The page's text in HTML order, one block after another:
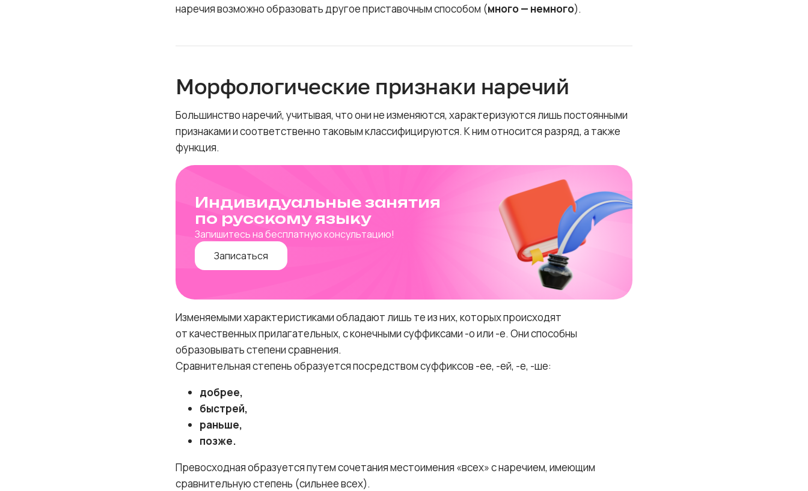
наречия возможно образовать другое приставочным способом (много — немного).
Морфологические признаки наречий
Большинство наречий, учитывая, что они не изменяются, характеризуются лишь постоянными
признаками и соответственно таковым классифицируются. К ним относится разряд, а также
функция.
Индивидуальные занятия
по русскому языку
Запишитесь на бесплатную консультацию!
Записаться
Изменяемыми характеристиками обладают лишь те из них, которых происходят
от качественных прилагательных, с конечными суффиксами -о или -е. Они способны
образовывать степени сравнения.
Сравнительная степень образуется посредством суффиксов -ее, -ей, -е, -ше:
добрее,
быстрей,
раньше,
позже.
Превосходная образуется путем сочетания местоимения «всех» с наречием, имеющим
сравнительную степень (сильнее всех).